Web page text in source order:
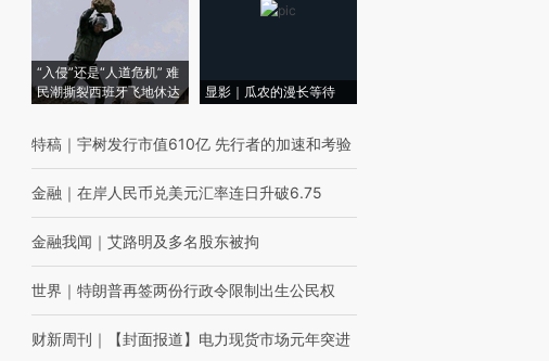
“入侵”还是“人道危机” 难
民潮撕裂西班牙飞地休达
显影｜瓜农的漫长等待
特稿 ｜ 宇树发行市值610亿 先行者的加速和考验
金融 ｜ 在岸人民币兑美元汇率连日升破6.75
金融我闻 ｜ 艾路明及多名股东被拘
世界 ｜ 特朗普再签两份行政令限制出生公民权
财新周刊 ｜ 【封面报道】电力现货市场元年突进